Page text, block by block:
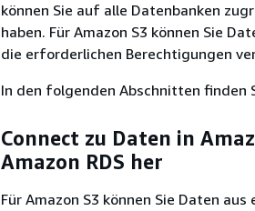
können Sie auf alle Datenbanken
haben. Für Amazon S3 können Sie
die erforderlichen Berechtigungen
In den folgenden Abschnitten finden
Connect zu Daten in
Amazon RDS her
Für Amazon S3 können Sie Daten